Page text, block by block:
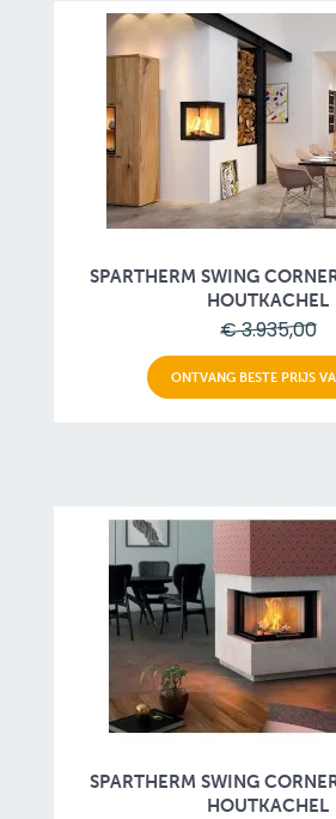
SPARTHERM SWING
HOUTKACHEL
€ 3.935,00
ONTVANG BESTE PRIJS
SPARTHERM SWING
HOUTKACHEL